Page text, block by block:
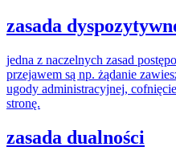
zasada
jedna z naczelnych zasad
przejawem są np. żądanie
ugody administracyjnej,
stronę.
zasada dualności